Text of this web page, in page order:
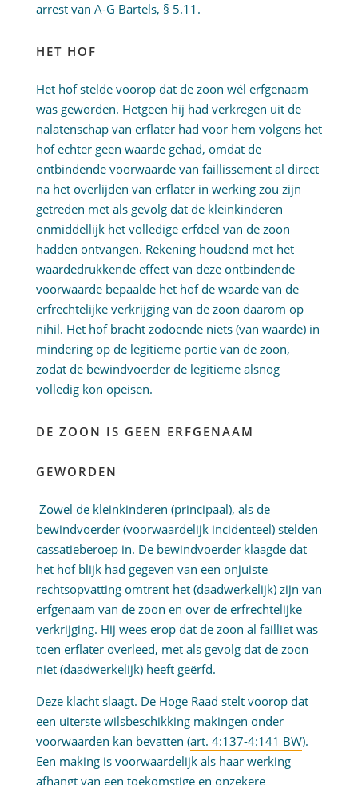
arrest van A-G Bartels, § 5.11.
HET HOF
Het hof stelde voorop dat de zoon wél erfgenaam
was geworden. Hetgeen hij had verkregen uit de
nalatenschap van erflater had voor hem volgens het
hof echter geen waarde gehad, omdat de
ontbindende voorwaarde van faillissement al direct
na het overlijden van erflater in werking zou zijn
getreden met als gevolg dat de kleinkinderen
onmiddellijk het volledige erfdeel van de zoon
hadden ontvangen. Rekening houdend met het
waardedrukkende effect van deze ontbindende
voorwaarde bepaalde het hof de waarde van de
erfrechtelijke verkrijging van de zoon daarom op
nihil. Het hof bracht zodoende niets (van waarde) in
mindering op de legitieme portie van de zoon,
zodat de bewindvoerder de legitieme alsnog
volledig kon opeisen.
DE ZOON IS GEEN ERFGENAAM
GEWORDEN
Zowel de kleinkinderen (principaal), als de
bewindvoerder (voorwaardelijk incidenteel) stelden
cassatieberoep in. De bewindvoerder klaagde dat
het hof blijk had gegeven van een onjuiste
rechtsopvatting omtrent het (daadwerkelijk) zijn van
erfgenaam van de zoon en over de erfrechtelijke
verkrijging. Hij wees erop dat de zoon al failliet was
toen erflater overleed, met als gevolg dat de zoon
niet (daadwerkelijk) heeft geërfd.
Deze klacht slaagt. De Hoge Raad stelt voorop dat
een uiterste wilsbeschikking makingen onder
voorwaarden kan bevatten (art. 4:137-4:141 BW).
Een making is voorwaardelijk als haar werking
afhangt van een toekomstige en onzekere